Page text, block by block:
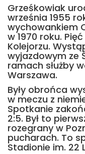
Grześkowiak
września 1955
wychowankiem
w 1970 roku.
Kolejorzu.
wyjazdowym ze
ramach służby
Warszawa.
Były obrońca
w meczu z
Spotkanie
2:5. Był to
rozegrany w
pucharach. To
Stadionie im. 22